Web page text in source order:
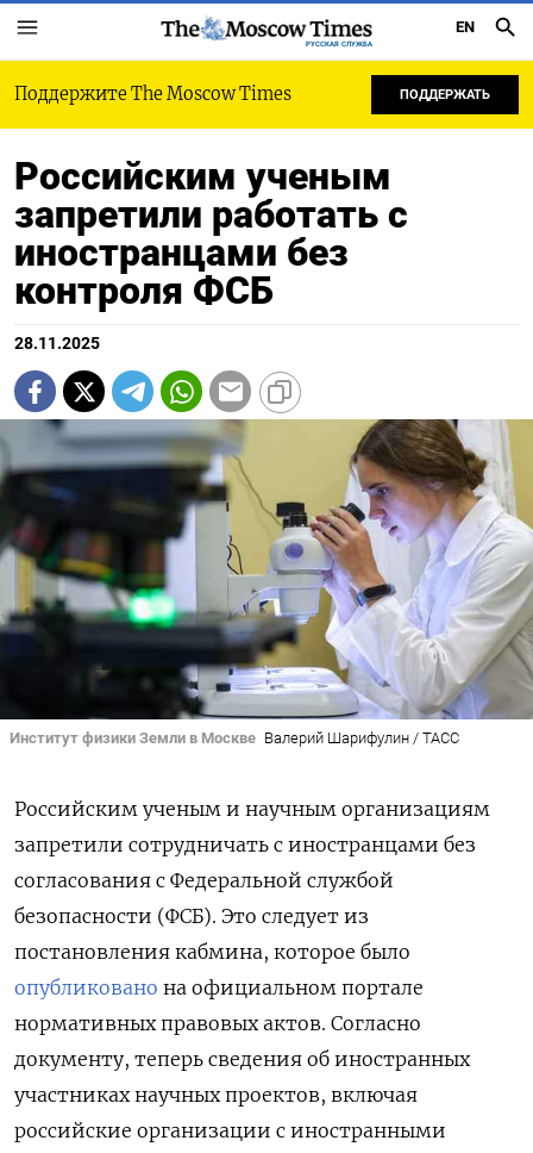
РУССКАЯ СЛУЖБА
EN
Поддержите The Moscow Times ПОДДЕРЖАТЬ
Российским ученым
запретили работать с
иностранцами без
контроля ФСБ
28.11.2025
Институт физики Земли в Москве Валерий Шарифулин / ТАСС
Российским ученым и научным организациям
запретили сотрудничать с иностранцами без
согласования с Федеральной службой
безопасности (ФСБ). Это следует из
постановления кабмина, которое было
опубликовано на официальном портале
нормативных правовых актов. Согласно
документу, теперь сведения об иностранных
участниках научных проектов, включая
российские организации с иностранными